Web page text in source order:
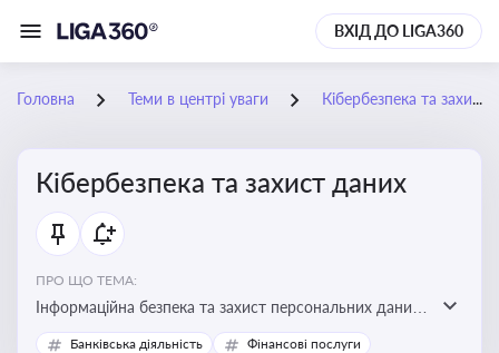
ВХІД ДО LIGA360
Головна Теми в центрі уваги Кібербезпека та захист даних
Кібербезпека та захист даних
ПРО ЩО ТЕМА:
Інформаційна безпека та захист персональних даних
на підприємстві
Банківська діяльність
Фінансові послуги